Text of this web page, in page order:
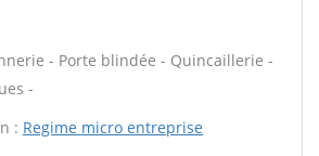
- Porte blindée - Quincaillerie -
-
: Regime micro entreprise